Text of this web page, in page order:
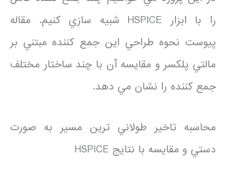
را با ابزار HSPICE شبيه سازي كنيم. مقاله
پيوست نحوه طراحي اين جمع كننده مبتني بر
مالتي پلكسر و مقايسه آن با چند ساختار مختلف
جمع كننده را نشان مي دهد.
محاسبه تاخير طولاني ترين مسير به صورت
دستي و مقايسه با نتايج HSPICE